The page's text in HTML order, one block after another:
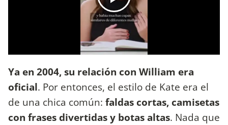
Ya en 2004, su relación con William era
oficial. Por entonces, el estilo de Kate era el
de una chica común: faldas cortas, camisetas
con frases divertidas y botas altas. Nada que